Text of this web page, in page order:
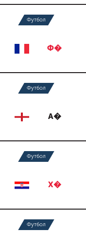
Футбол
Ф�
Футбол
А�
Футбол
Х�
Футбол